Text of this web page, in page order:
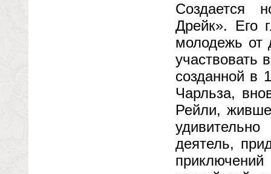
Создается
Дрейк». Его
молодежь от
участвовать
созданной в
Чарльза,
Рейли,
деятель,